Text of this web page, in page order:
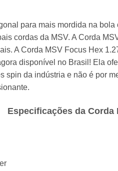
para mais mordida na
cordas da MSV. A Corda
A Corda MSV Focus Hex
disponível no Brasil! Ela
spin da indústria e não é por
Especificações da Corda